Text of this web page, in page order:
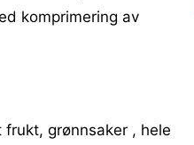
komprimering av
grønnsaker , hele